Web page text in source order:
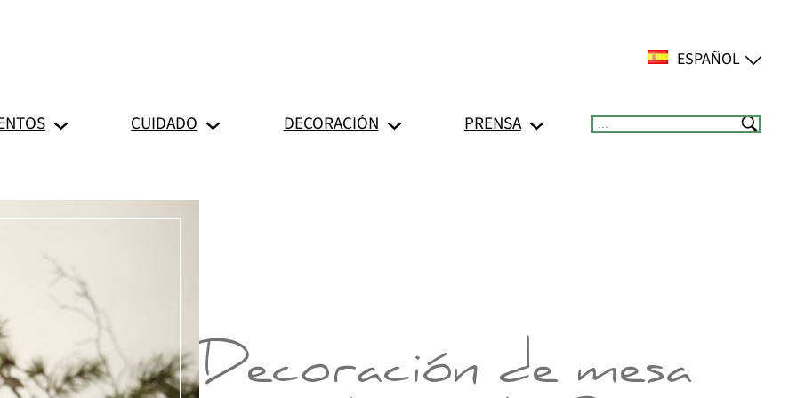
ESPAÑOL
CUIDADO DECORACIÓN PRENSA Suchen
Decoración de mesa